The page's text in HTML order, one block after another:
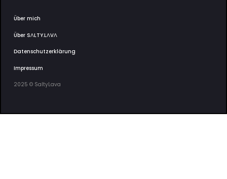
Über mich
Über SΛLTY.LΛVΛ
Datenschutzerklärung
Impressum
2025 © SaltyLava